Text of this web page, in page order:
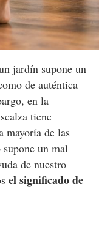
jardín supone un
de auténtica
en la
tiene
mayoría de las
supone un mal
de nuestro
el significado de